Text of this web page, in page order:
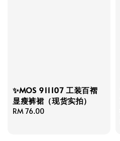
✨MOS 911107 工装百褶
显瘦裤裙（现货实拍）
Regular
RM 76.00